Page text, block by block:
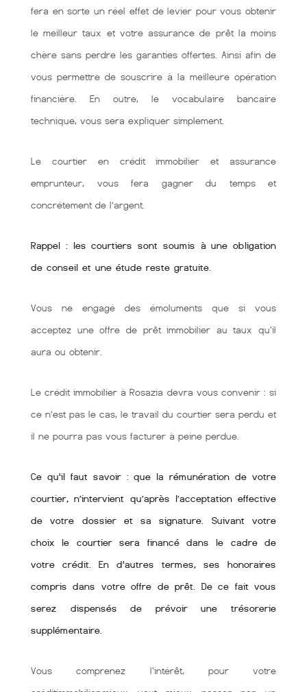
fera en sorte un réel effet de levier pour vous obtenir
le meilleur taux et votre assurance de prêt la moins
chère sans perdre les garanties offertes. Ainsi afin de
vous permettre de souscrire à la meilleure opération
financière. En outre, le vocabulaire bancaire
technique, vous sera expliquer simplement.
Le courtier en crédit immobilier et assurance
emprunteur, vous fera gagner du temps et
concrétement de l’argent.
Rappel : les courtiers sont soumis à une obligation
de conseil et une étude reste gratuite.
Vous ne engagé des émoluments que si vous
acceptez une offre de prêt immobilier au taux qu'il
aura ou obtenir.
Le crédit immobilier à Rosazia devra vous convenir : si
ce n’est pas le cas, le travail du courtier sera perdu et
il ne pourra pas vous facturer à peine perdue.
Ce qu'il faut savoir : que la rémunération de votre
courtier, n’intervient qu’après l’acceptation effective
de votre dossier et sa signature. Suivant votre
choix le courtier sera financé dans le cadre de
votre crédit. En d'autres termes, ses honoraires
compris dans votre offre de prêt. De ce fait vous
serez dispensés de prévoir une trésorerie
supplémentaire.
Vous comprenez l'intérêt, pour votre